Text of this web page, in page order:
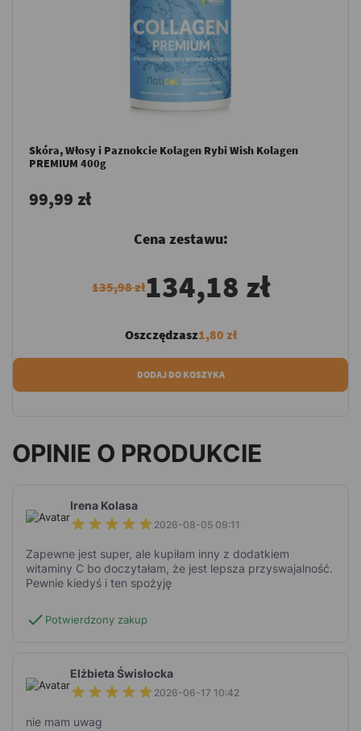
Skóra, Włosy i Paznokcie Kolagen Rybi Wish Kolagen
PREMIUM 400g
99,99 zł
Cena zestawu:
135,98 zł134,18 zł
Oszczędzasz1,80 zł
DODAJ DO KOSZYKA
OPINIE O PRODUKCIE
Irena Kolasa
2026-08-05 09:11
Zapewne jest super, ale kupiłam inny z dodatkiem
witaminy C bo doczytałam, że jest lepsza przyswajalność.
Pewnie kiedyś i ten spożyję
check Potwierdzony zakup
Elżbieta Świsłocka
2026-06-17 10:42
nie mam uwag